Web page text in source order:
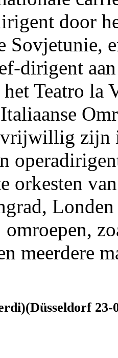
door
Sovjetunie,
dirigent
Teatro la
zijn
orkesten
meerdere